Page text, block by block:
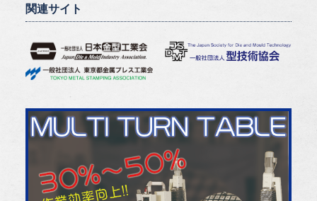
関連サイト